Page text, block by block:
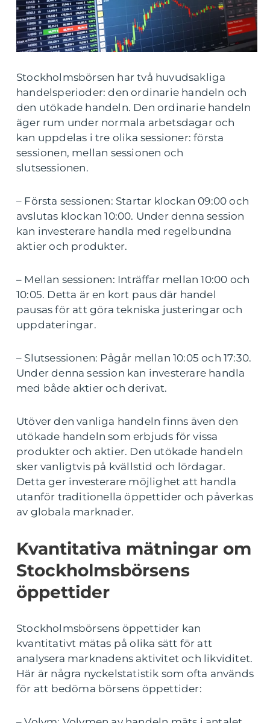
Stockholmsbörsen har två huvudsakliga
handelsperioder: den ordinarie handeln och
den utökade handeln. Den ordinarie handeln
äger rum under normala arbetsdagar och
kan uppdelas i tre olika sessioner: första
sessionen, mellan sessionen och
slutsessionen.
– Första sessionen: Startar klockan 09:00 och
avslutas klockan 10:00. Under denna session
kan investerare handla med regelbundna
aktier och produkter.
– Mellan sessionen: Inträffar mellan 10:00 och
10:05. Detta är en kort paus där handel
pausas för att göra tekniska justeringar och
uppdateringar.
– Slutsessionen: Pågår mellan 10:05 och 17:30.
Under denna session kan investerare handla
med både aktier och derivat.
Utöver den vanliga handeln finns även den
utökade handeln som erbjuds för vissa
produkter och aktier. Den utökade handeln
sker vanligtvis på kvällstid och lördagar.
Detta ger investerare möjlighet att handla
utanför traditionella öppettider och påverkas
av globala marknader.
Kvantitativa mätningar om
Stockholmsbörsens
öppettider
Stockholmsbörsens öppettider kan
kvantitativt mätas på olika sätt för att
analysera marknadens aktivitet och likviditet.
Här är några nyckelstatistik som ofta används
för att bedöma börsens öppettider: